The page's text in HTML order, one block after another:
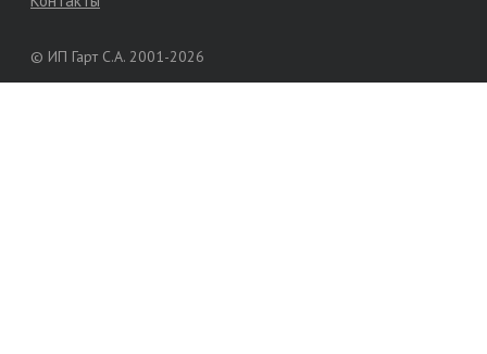
© ИП Гарт С.А. 2001-2026